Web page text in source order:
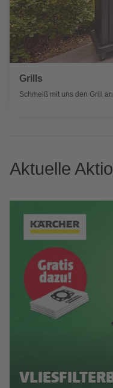
Grills
Schmeiß mit uns den Grill an
Aktuelle